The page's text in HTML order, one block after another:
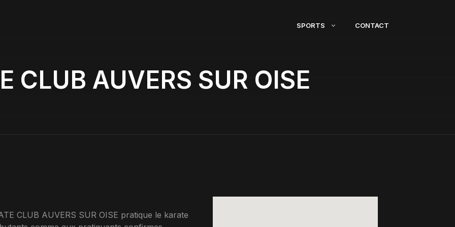
SPORTS CONTACT
CLUB AUVERS SUR OISE
CLUB AUVERS SUR OISE pratique le karate